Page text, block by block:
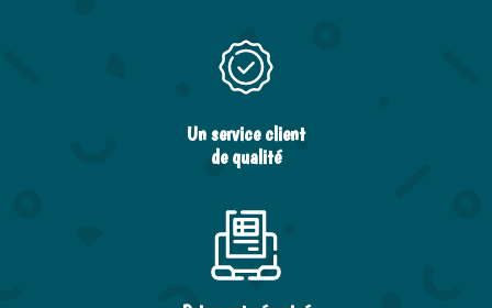
Un service client
de qualité